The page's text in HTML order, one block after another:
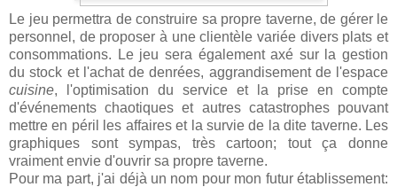
Le jeu permettra de construire sa propre taverne, de gérer le
personnel, de proposer à une clientèle variée divers plats et
consommations. Le jeu sera également axé sur la gestion
du stock et l'achat de denrées, aggrandisement de l'espace
cuisine, l'optimisation du service et la prise en compte
d'événements chaotiques et autres catastrophes pouvant
mettre en péril les affaires et la survie de la dite taverne. Les
graphiques sont sympas, très cartoon; tout ça donne
vraiment envie d'ouvrir sa propre taverne.
Pour ma part, j'ai déjà un nom pour mon futur établissement: